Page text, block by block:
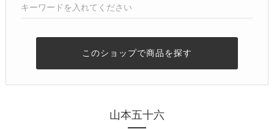
このショップで商品を探す
山本五十六